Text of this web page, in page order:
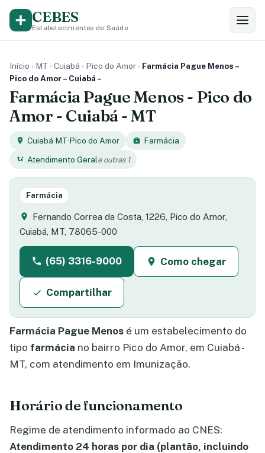
CEBES
Estabelecimentos de Saúde
Início › MT › Cuiabá › Pico do Amor › Farmácia Pague Menos –
Pico do Amor – Cuiabá –
Farmácia Pague Menos - Pico do
Amor - Cuiabá - MT
Cuiabá·MT·Pico do Amor
Farmácia
Atendimento Gerale outras 1
Farmácia
Fernando Correa da Costa, 1226, Pico do Amor,
Cuiabá, MT, 78065-000
(65) 3316-9000 Como chegar
Compartilhar
Farmácia Pague Menos é um estabelecimento do
tipo farmácia no bairro Pico do Amor, em Cuiabá -
MT, com atendimento em Imunização.
Horário de funcionamento
Regime de atendimento informado ao CNES:
Atendimento 24 horas por dia (plantão, incluindo